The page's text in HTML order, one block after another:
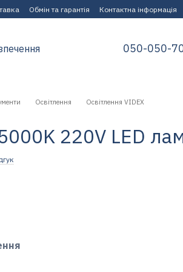
Обмін та гарантія Контактна інформація
050-050-
Освітлення Освітлення VIDEX
220V LED